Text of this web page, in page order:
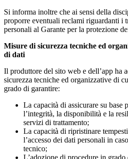
Si informa inoltre che ai sensi della
proporre eventuali reclami riguardanti i
personali al Garante per la protezione
Misure di sicurezza tecniche ed
di dati
Il produttore del sito web e dell’app ha
sicurezza tecniche ed organizzative di
grado di garantire:
La capacità di assicurare su base
l’integrità, la disponibilità e la
servizi di trattamento;
La capacità di ripristinare
l’accesso dei dati personali in
tecnico;
L’adozione di procedure in